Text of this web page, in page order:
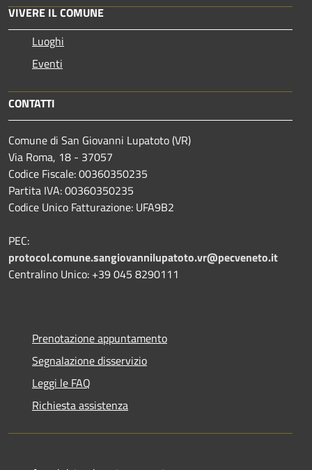
VIVERE IL COMUNE
Luoghi
Eventi
CONTATTI
Comune di San Giovanni Lupatoto (VR)
Via Roma, 18 - 37057
Codice Fiscale: 00360350235
Partita IVA: 00360350235
Codice Unico Fatturazione: UFA9B2
PEC:
protocol.comune.sangiovannilupatoto.vr@pecveneto.it
Centralino Unico: +39 045 8290111
Prenotazione appuntamento
Segnalazione disservizio
Leggi le FAQ
Richiesta assistenza